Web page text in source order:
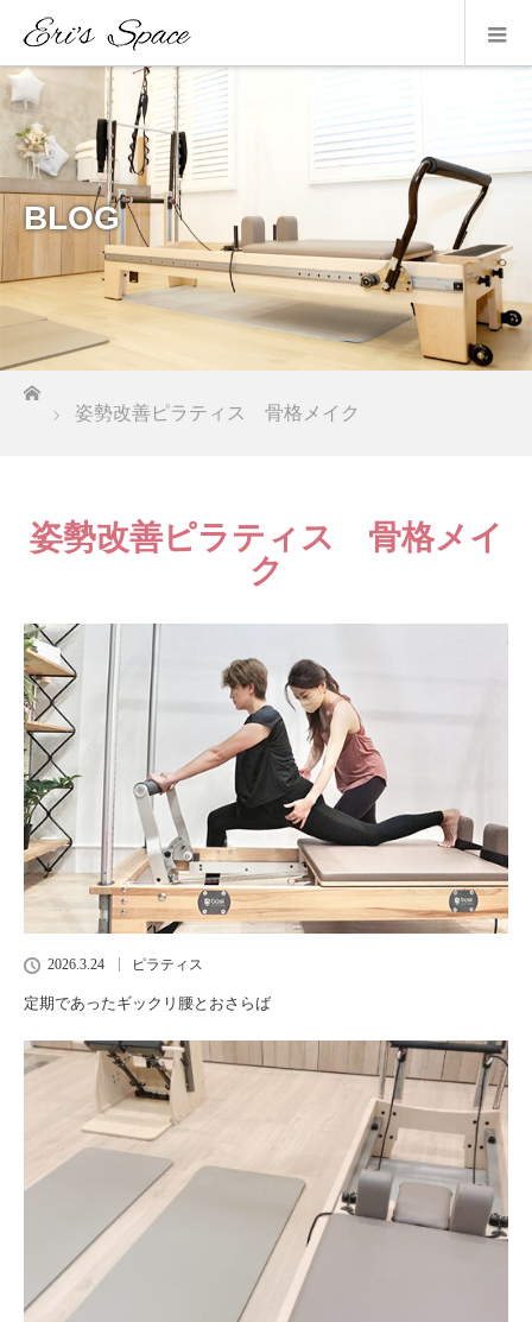
BLOG
ホーム
姿勢改善ピラティス 骨格メイク
姿勢改善ピラティス 骨格メイ
ク
2026.3.24 ピラティス
定期であったギックリ腰とおさらば